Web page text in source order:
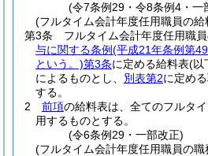
(令7条例29・令8条例4・一
(フルタイム会計年度任用職員の給
第3条
フルタイム会計年度任用職
与に関する条例(平成21年条例第
という。)第3条に定める給料表(以
によるものとし、 別表第2に定め
する。
2
前項の給料表は、全てのフルタ
用するものとする。
(令6条例29・一部改正)
(フルタイム会計年度任用職員の職